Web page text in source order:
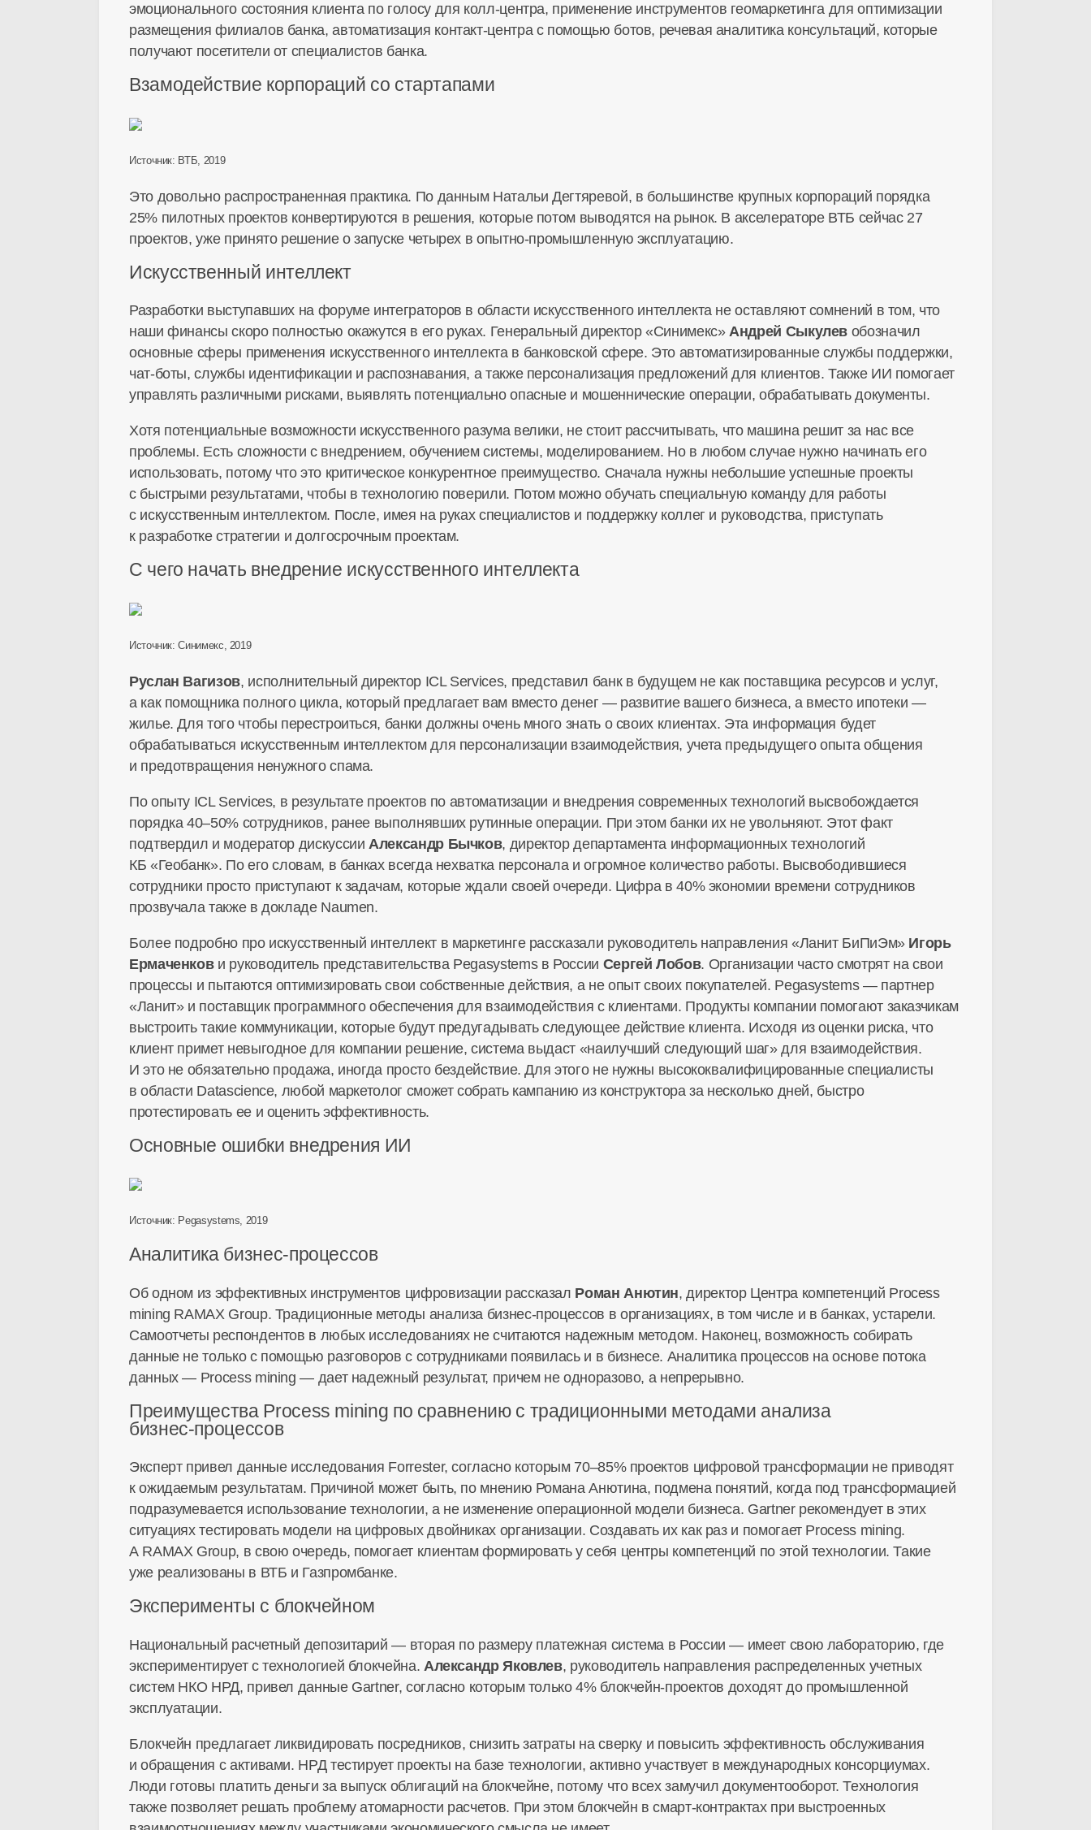
эмоционального состояния клиента по голосу для колл-центра, применение инструментов геомаркетинга для оптимизации
размещения филиалов банка, автоматизация контакт-центрас помощью ботов, речевая аналитика консультаций, которые
получают посетители от специалистов банка.
Взамодействие корпораций со стартапами
Источник: ВТБ, 2019
Это довольно распространенная практика. По данным Натальи Дегтяревой, в большинстве крупных корпораций порядка
25% пилотных проектов конвертируются в решения, которые потом выводятся на рынок. В акселераторе ВТБ сейчас 27
проектов, уже принято решение о запуске четырех вопытно-промышленную эксплуатацию.
Искусственный интеллект
Разработки выступавших на форуме интеграторов в области искусственного интеллекта не оставляют сомнений в том, что
наши финансы скоро полностью окажутся в его руках. Генеральный директор «Синимекс»Андрей Сыкулев обозначил
основные сферы применения искусственного интеллекта в банковской сфере. Это автоматизированные службы поддержки,
чат-боты, службы идентификации и распознавания, а также персонализация предложений для клиентов. Также ИИ помогает
управлять различными рисками, выявлять потенциально опасные и мошеннические операции, обрабатывать документы.
Хотя потенциальные возможности искусственного разума велики, не стоит рассчитывать, что машина решит за нас все
проблемы. Есть сложности с внедрением, обучением системы, моделированием. Но в любом случае нужно начинать его
использовать, потому что это критическое конкурентное преимущество. Сначала нужны небольшие успешные проекты
с быстрыми результатами, чтобы в технологию поверили. Потом можно обучать специальную команду для работы
с искусственным интеллектом. После, имея на руках специалистов и поддержку коллег и руководства, приступать
к разработке стратегии и долгосрочным проектам.
С чего начать внедрение искусственного интеллекта
Источник: Синимекс, 2019
Руслан Вагизов, исполнительный директор ICL Services, представил банк в будущем не как поставщика ресурсов и услуг,
а как помощника полного цикла, который предлагает вам вместо денег — развитие вашего бизнеса, а вместо ипотеки —
жилье. Для того чтобы перестроиться, банки должны очень много знать о своих клиентах. Эта информация будет
обрабатываться искусственным интеллектом для персонализации взаимодействия, учета предыдущего опыта общения
и предотвращения ненужного спама.
По опыту ICL Services, в результате проектов по автоматизации и внедрения современных технологий высвобождается
порядка 40–50% сотрудников, ранее выполнявших рутинные операции. При этом банки их не увольняют. Этот факт
подтвердил и модератор дискуссии Александр Бычков, директор департамента информационных технологий
КБ «Геобанк». По его словам, в банках всегда нехватка персонала и огромное количество работы. Высвободившиеся
сотрудники просто приступают к задачам, которые ждали своей очереди. Цифра в 40% экономии времени сотрудников
прозвучала также в докладе Naumen.
Более подробно про искусственный интеллект в маркетинге рассказали руководитель направления «Ланит БиПиЭм» Игорь
Ермаченкови руководитель представительства Pegasystems в России Сергей Лобов. Организации часто смотрят на свои
процессы и пытаются оптимизировать свои собственные действия, а не опыт своих покупателей. Pegasystems — партнер
«Ланит» и поставщик программного обеспечения для взаимодействия с клиентами. Продукты компании помогают заказчикам
выстроить такие коммуникации, которые будут предугадывать следующее действие клиента. Исходя из оценки риска, что
клиент примет невыгодное для компании решение, система выдаст «наилучший следующий шаг» для взаимодействия.
И это не обязательно продажа, иногда просто бездействие. Для этого не нужны высококвалифицированные специалисты
в области Datascience, любой маркетолог сможет собрать кампанию из конструктора за несколько дней, быстро
протестировать ее и оценить эффективность.
Основные ошибки внедрения ИИ
Источник: Pegasystems, 2019
Аналитика бизнес-процессов
Об одном из эффективных инструментов цифровизации рассказал Роман Анютин, директор Центра компетенций Process
mining RAMAX Group. Традиционные методы анализа бизнес-процессов в организациях, в том числе и в банках, устарели.
Самоотчеты респондентов в любых исследованиях не считаются надежным методом. Наконец, возможность собирать
данные не только с помощью разговоров с сотрудниками появилась и в бизнесе. Аналитика процессов на основе потока
данных — Process mining — дает надежный результат, причем не одноразово, а непрерывно.
Преимущества Process mining по сравнению с традиционными методами анализа
бизнес-процессов
Эксперт привел данные исследования Forrester, согласно которым 70–85% проектов цифровой трансформации не приводят
к ожидаемым результатам. Причиной может быть, по мнению Романа Анютина, подмена понятий, когда под трансформацией
подразумевается использование технологии, а не изменение операционной модели бизнеса. Gartner рекомендует в этих
ситуациях тестировать модели на цифровых двойниках организации. Создавать их как раз и помогает Process mining.
А RAMAX Group, в свою очередь, помогает клиентам формировать у себя центры компетенций по этой технологии. Такие
уже реализованы в ВТБ и Газпромбанке.
Эксперименты с блокчейном
Национальный расчетный депозитарий — вторая по размеру платежная система в России — имеет свою лабораторию, где
экспериментирует с технологией блокчейна. Александр Яковлев, руководитель направления распределенных учетных
систем НКО НРД, привел данные Gartner, согласно которым только 4% блокчейн-проектов доходят до промышленной
эксплуатации.
Блокчейн предлагает ликвидировать посредников, снизить затраты на сверку и повысить эффективность обслуживания
и обращения с активами. НРД тестирует проекты на базе технологии, активно участвует в международных консорциумах.
Люди готовы платить деньги за выпуск облигаций на блокчейне, потому что всех замучил документооборот. Технология
также позволяет решать проблему атомарности расчетов. При этом блокчейн всмарт-контрактахпри выстроенных